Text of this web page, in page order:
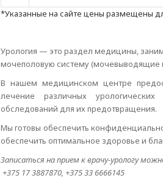
*Указанные на сайте цены размещены
Урология — это раздел медицины,
мочеполовую систему (мочевыводящие
В нашем медицинском центре
лечение различных
обследований для их предотвращения.
Мы готовы обеспечить
обеспечить оптимальное здоровье и
Записаться на прием к врачу-урологу
+375 17 3887870, +375 33 6666145